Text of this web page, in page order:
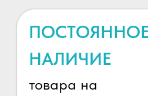
НАЛИЧИЕ
товара на